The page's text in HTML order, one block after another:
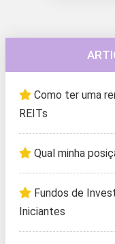
Como ter uma
REITs
Qual minha
Fundos de
Iniciantes